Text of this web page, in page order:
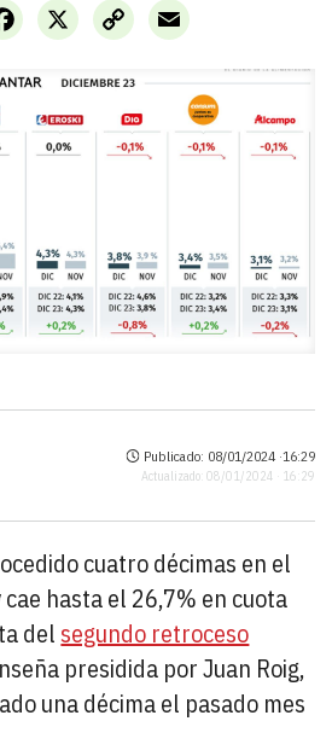
X
Facebook
Copy
Link
Email
Publicado: 08/01/2024 ·16:29
Actualizado: 08/01/2024 · 16:29
cuatro décimas en el
hasta el 26,7% en cuota
del segundo retroceso
presidida por Juan Roig,
una décima el pasado mes